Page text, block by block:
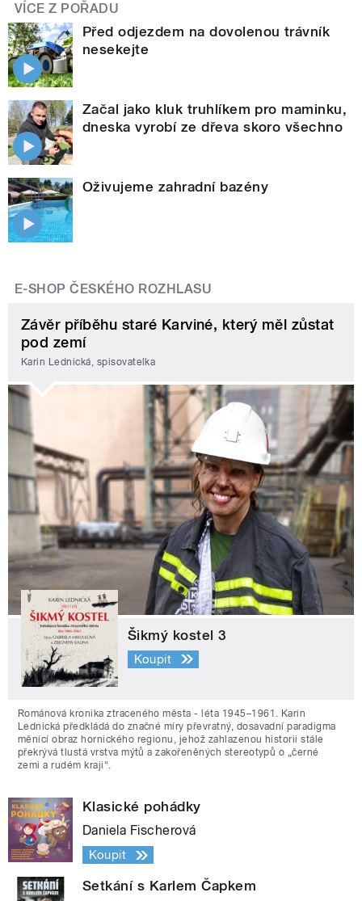
VÍCE Z POŘADU
Před odjezdem na dovolenou trávník
nesekejte
Začal jako kluk truhlíkem pro maminku,
dneska vyrobí ze dřeva skoro všechno
Oživujeme zahradní bazény
E-SHOP ČESKÉHO ROZHLASU
Závěr příběhu staré Karviné, který měl zůstat
pod zemí
Karin Lednická, spisovatelka
Šikmý kostel 3
Koupit
Románová kronika ztraceného města - léta 1945–1961. Karin
Lednická předkládá do značné míry převratný, dosavadní paradigma
měnící obraz hornického regionu, jehož zahlazenou historii stále
překrývá tlustá vrstva mýtů a zakořeněných stereotypů o „černé
zemi a rudém kraji“.
Klasické pohádky
Daniela Fischerová
Koupit
Setkání s Karlem Čapkem